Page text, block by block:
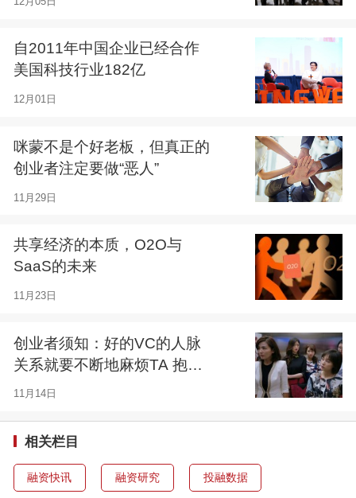
自2011年中国企业已经合作
美国科技行业182亿
12月01日
咪蒙不是个好老板，但真正的
创业者注定要做“恶人”
11月29日
共享经济的本质，O2O与
SaaS的未来
11月23日
创业者须知：好的VC的人脉
关系就要不断地麻烦TA 抱团
取暖才能互利共赢
11月14日
相关栏目
融资快讯 融资研究 投融数据